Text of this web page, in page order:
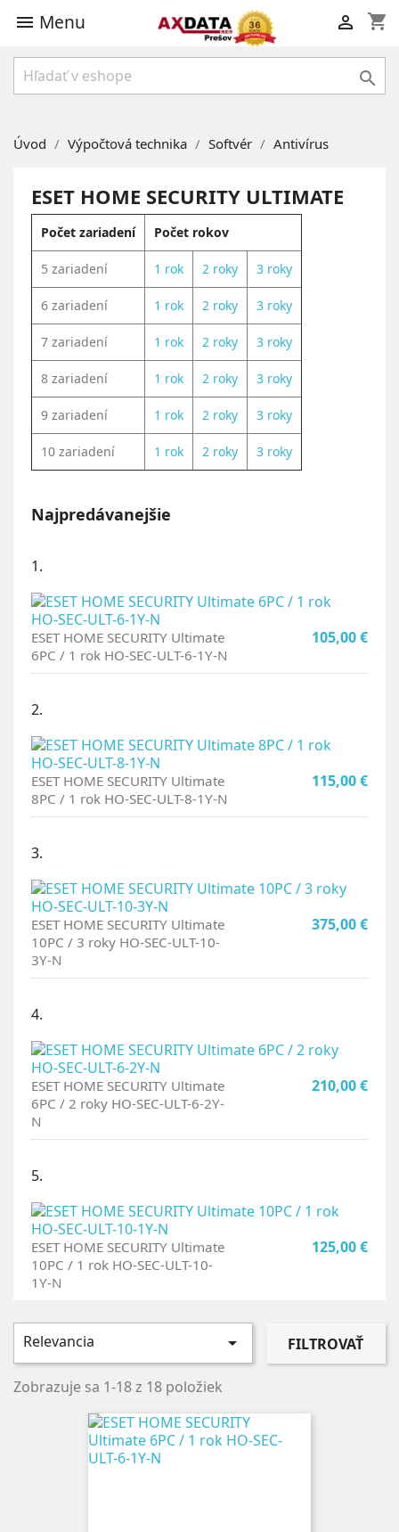
 Menu shopping_cart


Úvod Výpočtová technika Softvér Antivírus
ESET HOME SECURITY ULTIMATE
Počet zariadení Počet rokov
5 zariadení 1 rok 2 roky 3 roky
6 zariadení 1 rok 2 roky 3 roky
7 zariadení 1 rok 2 roky 3 roky
8 zariadení 1 rok 2 roky 3 roky
9 zariadení 1 rok 2 roky 3 roky
10 zariadení 1 rok 2 roky 3 roky
Najpredávanejšie
1.
ESET HOME SECURITY Ultimate
6PC / 1 rok HO-SEC-ULT-6-1Y-N
105,00 €
2.
ESET HOME SECURITY Ultimate
8PC / 1 rok HO-SEC-ULT-8-1Y-N
115,00 €
3.
ESET HOME SECURITY Ultimate
10PC / 3 roky HO-SEC-ULT-10-
3Y-N
375,00 €
4.
ESET HOME SECURITY Ultimate
6PC / 2 roky HO-SEC-ULT-6-2Y-
N
210,00 €
5.
ESET HOME SECURITY Ultimate
10PC / 1 rok HO-SEC-ULT-10-
1Y-N
125,00 €
Relevancia  FILTROVAŤ
Zobrazuje sa 1-18 z 18 položiek